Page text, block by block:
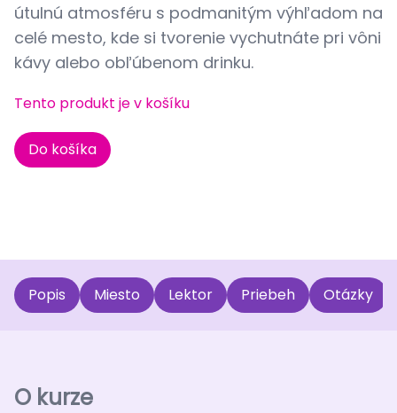
útulnú atmosféru s podmanitým výhľadom na
celé mesto, kde si tvorenie vychutnáte pri vôni
kávy alebo obľúbenom drinku.
Tento produkt je v košíku
Do košíka
Popis Miesto Lektor Priebeh Otázky
O kurze